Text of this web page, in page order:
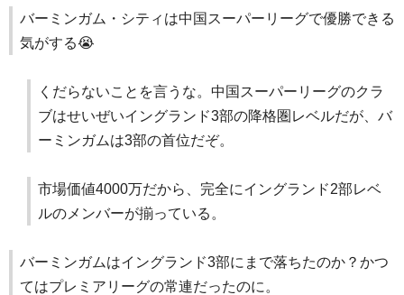
バーミンガム・シティは中国スーパーリーグで優勝できる
気がする😭
くだらないことを言うな。中国スーパーリーグのクラ
ブはせいぜいイングランド3部の降格圏レベルだが、バ
ーミンガムは3部の首位だぞ。
市場価値4000万だから、完全にイングランド2部レベ
ルのメンバーが揃っている。
バーミンガムはイングランド3部にまで落ちたのか？かつ
てはプレミアリーグの常連だったのに。